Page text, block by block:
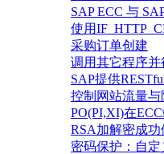
SAP ECC 与
使用
采购订单创建
调用其它程序
SAP提供
控制网站流量与
PO(PI,XI)在
RSA加解密成功
密码保护：自